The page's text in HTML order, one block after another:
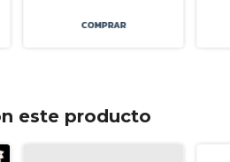
este producto